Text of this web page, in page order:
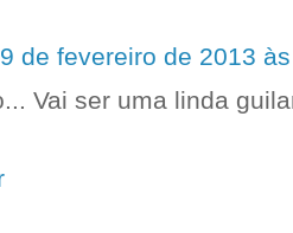
9 de fevereiro de 2013
Vai ser uma linda